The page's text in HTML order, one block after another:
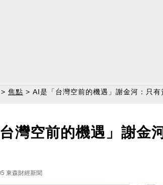
> 焦點 > AI是「台灣空前的機遇」謝金河：只有
灣空前的機遇」謝金
東森財經新聞